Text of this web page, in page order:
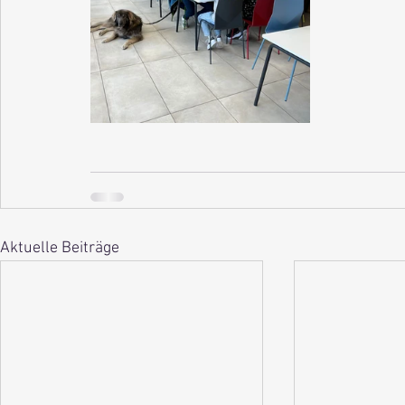
Aktuelle Beiträge